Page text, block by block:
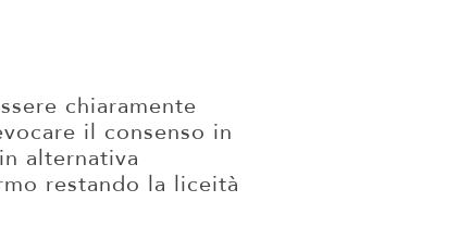
chiaramente
il consenso in
alternativa
restando la liceità